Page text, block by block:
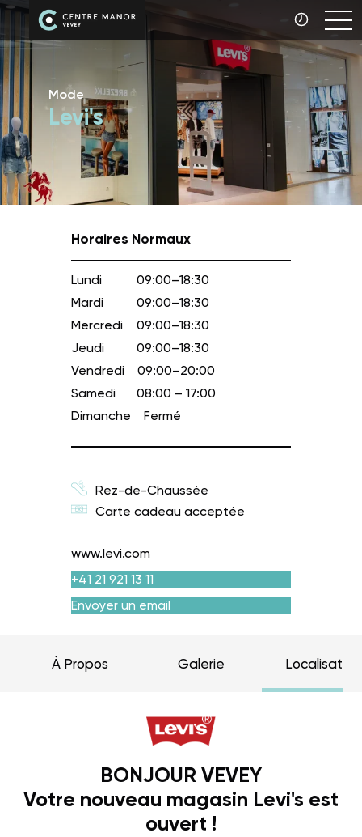
Mode
Levi's
Horaires Normaux
Lundi
09:00–18:30
Mardi
09:00–18:30
Mercredi
09:00–18:30
Jeudi
09:00–18:30
Vendredi
09:00–20:00
Samedi
08:00 – 17:00
Dimanche
Fermé
Rez-de-Chaussée
Carte cadeau acceptée
www.levi.com
+41 21 921 13 11
Envoyer un email
À Propos Galerie Localisation
BONJOUR VEVEY
Votre nouveau magasin Levi's est
ouvert !